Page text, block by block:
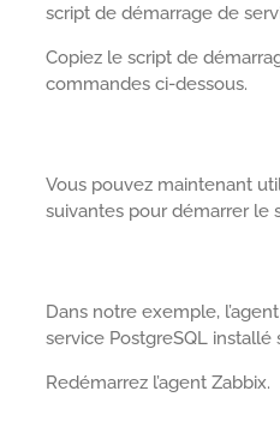
script de démarrage de
Copiez le script de
commandes ci-dessous.
Vous pouvez maintenant
suivantes pour démarrer le
Dans notre exemple,
service PostgreSQL installé
Redémarrez l’agent Zabbix.